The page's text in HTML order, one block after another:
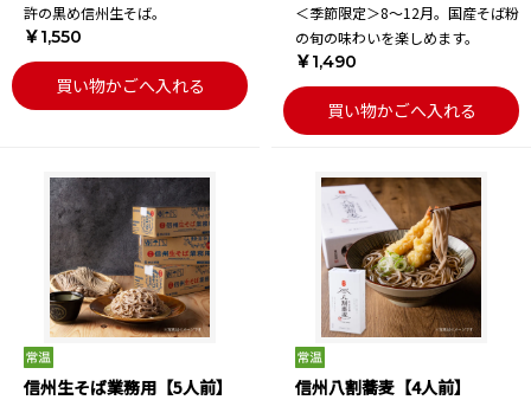
許の黒め信州生そば。
￥1,550
買い物かごへ入れる
＜季節限定＞8～12月。国産そば粉
の旬の味わいを楽しめます。
￥1,490
買い物かごへ入れる
信州生そば業務用【5人前】 信州八割蕎麦【4人前】